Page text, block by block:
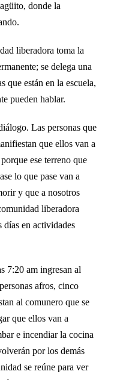
üito, donde la
liberadora toma la
se delega una
que están en la escuela,
pueden hablar.
iálogo. Las personas que
que ellos van a
ese terreno que
lo que pase van a
y que a nosotros
liberadora
días en actividades
7:20 am ingresan al
afros, cinco
al comunero que se
que ellos van a
e incendiar la cocina
án por los demás
se reúne para ver